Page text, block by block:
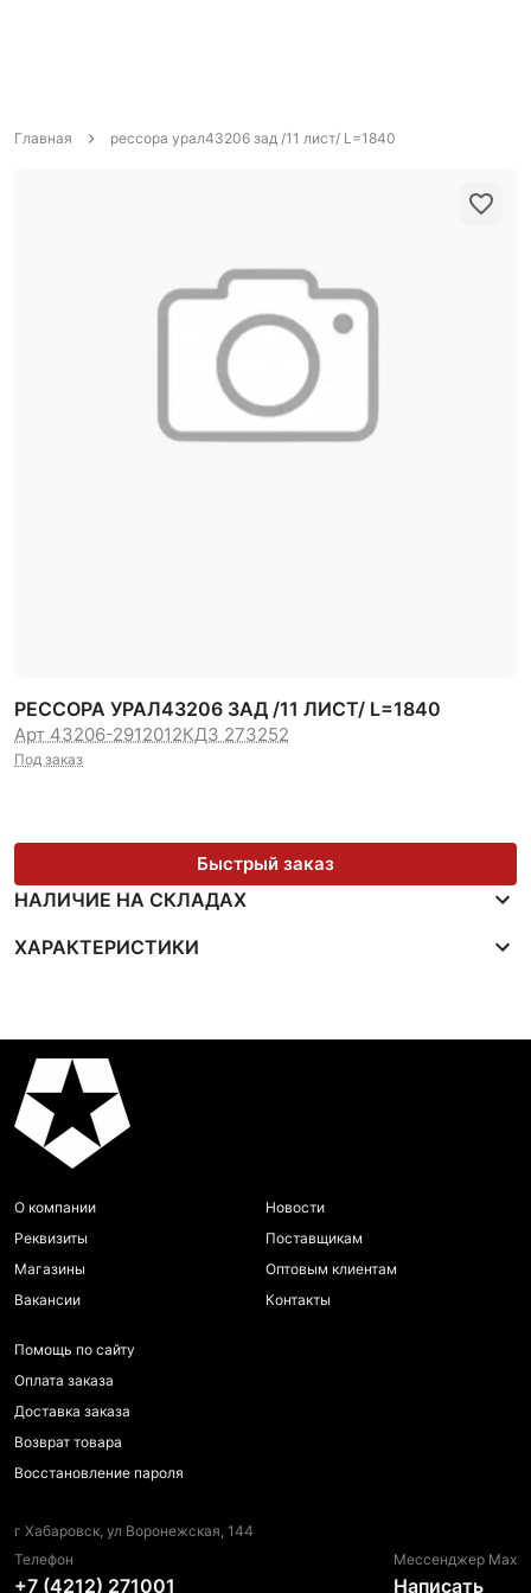
Главная рессора урал43206 зад /11 лист/ L=1840
РЕССОРА УРАЛ43206 ЗАД /11 ЛИСТ/ L=1840
Арт 43206-2912012КДЗ 273252
Под заказ
Быстрый заказ
НАЛИЧИЕ НА СКЛАДАХ
ХАРАКТЕРИСТИКИ
О компании
Реквизиты
Магазины
Вакансии
Новости
Поставщикам
Оптовым клиентам
Контакты
Помощь по сайту
Оплата заказа
Доставка заказа
Возврат товара
Восстановление пароля
г Хабаровск, ул Воронежская, 144
Телефон
+7 (4212) 271001
Мессенджер Max
Написать